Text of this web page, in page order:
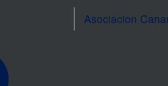
Asociacion